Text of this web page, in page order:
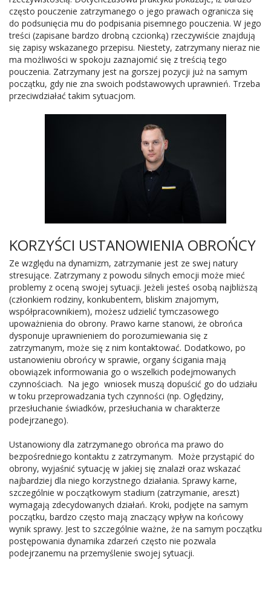
często pouczenie zatrzymanego o jego prawach ogranicza się
do podsunięcia mu do podpisania pisemnego pouczenia. W jego
treści (zapisane bardzo drobną czcionką) rzeczywiście znajdują
się zapisy wskazanego przepisu. Niestety, zatrzymany nieraz nie
ma możliwości w spokoju zaznajomić się z treścią tego
pouczenia. Zatrzymany jest na gorszej pozycji już na samym
początku, gdy nie zna swoich podstawowych uprawnień. Trzeba
przeciwdziałać takim sytuacjom.
KORZYŚCI USTANOWIENIA OBROŃCY
Ze względu na dynamizm, zatrzymanie jest ze swej natury
stresujące. Zatrzymany z powodu silnych emocji może mieć
problemy z oceną swojej sytuacji. Jeżeli jesteś osobą najbliższą
(członkiem rodziny, konkubentem, bliskim znajomym,
współpracownikiem), możesz udzielić tymczasowego
upoważnienia do obrony. Prawo karne stanowi, że obrońca
dysponuje uprawnieniem do porozumiewania się z
zatrzymanym, może się z nim kontaktować. Dodatkowo, po
ustanowieniu obrońcy w sprawie, organy ścigania mają
obowiązek informowania go o wszelkich podejmowanych
czynnościach. Na jego wniosek muszą dopuścić go do udziału
w toku przeprowadzania tych czynności (np. Oględziny,
przesłuchanie świadków, przesłuchania w charakterze
podejrzanego).
Ustanowiony dla zatrzymanego obrońca ma prawo do
bezpośredniego kontaktu z zatrzymanym. Może przystąpić do
obrony, wyjaśnić sytuację w jakiej się znalazł oraz wskazać
najbardziej dla niego korzystnego działania. Sprawy karne,
szczególnie w początkowym stadium (zatrzymanie, areszt)
wymagają zdecydowanych działań. Kroki, podjęte na samym
początku, bardzo często mają znaczący wpływ na końcowy
wynik sprawy. Jest to szczególnie ważne, że na samym początku
postępowania dynamika zdarzeń często nie pozwala
podejrzanemu na przemyślenie swojej sytuacji.